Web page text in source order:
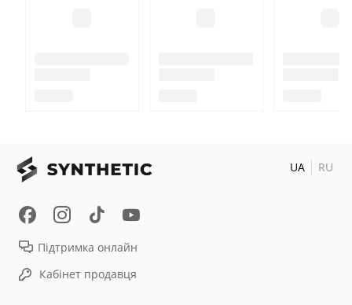
Підтримка онлайн
Кабінет продавця
UA RU